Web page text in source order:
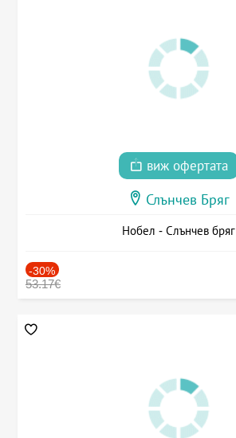
виж офертата
Слънчев Бряг
Нобел - Слънчев бряг
-30%
53.17€